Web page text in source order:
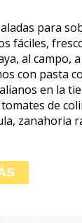
para
fáciles,
al campo,
con pasta
en la
de
zanahoria